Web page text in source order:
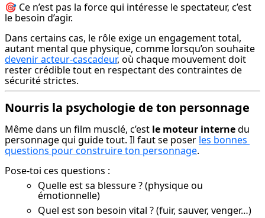
🎯 Ce n’est pas la force qui intéresse le spectateur, c’est
le besoin d’agir.
Dans certains cas, le rôle exige un engagement total,
devenir acteur-cascadeur, où chaque mouvement doit
rester crédible tout en respectant des contraintes de
sécurité strictes.
Nourris la psychologie de ton personnage
Même dans un film musclé, c’est le moteur interne du
personnage qui guide tout. Il faut se poser les bonnes
questions pour construire ton personnage.
Pose-toi ces questions :
Quelle est sa blessure ? (physique ou
émotionnelle)
Quel est son besoin vital ? (fuir, sauver, venger…)